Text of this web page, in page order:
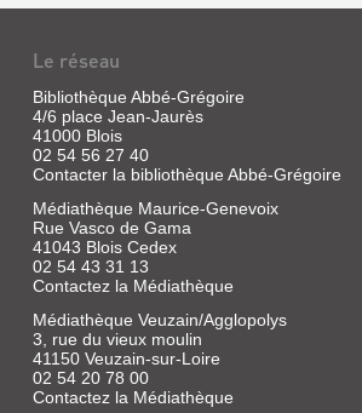
2014
Mandchourie,
n'a
jamais
vu
le
gouverneur
et
le
peuple
commence
à
douter
de
son
existence,
créant
de
plus
en
TATSU
LA
COCCINELLE
Livre
Tatsu
Nagata
|
Seuil
Jeunesse,
2019
(Les
sciences
naturelles
de
Le réseau
Bibliothèque Abbé-Grégoire
4/6 place Jean-Jaurès
41000 Blois
02 54 56 27 40
Contacter la bibliothèque Abbé-Grégoire
Médiathèque Maurice-Genevoix
Rue Vasco de Gama
41043 Blois Cedex
02 54 43 31 13
Contactez la Médiathèque
Médiathèque Veuzain/Agglopolys
3, rue du vieux moulin
41150 Veuzain-sur-Loire
02 54 20 78 00
Contactez la Médiathèque